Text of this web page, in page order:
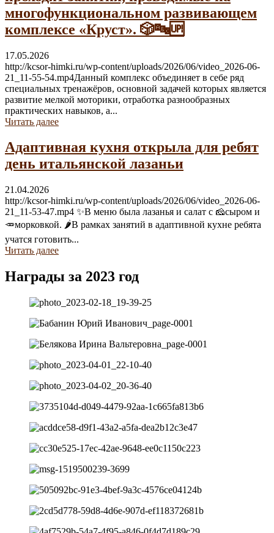
многофункциональном развивающем
комплексе «Круст». 🎲🔤🆙
17.05.2026
http://kcsor-himki.ru/wp-content/uploads/2026/06/video_2026-06-
21_11-55-54.mp4Данный комплекс объединяет в себе ряд
специальных тренажёров, основной задачей которых является
развитие мелкой моторики, отработка разнообразных
практических навыков, а...
Читать далее
Адаптивная кухня открыла для ребят
день итальянской лазаньи
21.04.2026
http://kcsor-himki.ru/wp-content/uploads/2026/06/video_2026-06-
21_11-53-47.mp4 ✨В меню была лазанья и салат с 🧀сыром и
🥕морковкой. 🌶В рамках занятий в адаптивной кухне ребята
учатся готовить...
Читать далее
Награды за 2023 год